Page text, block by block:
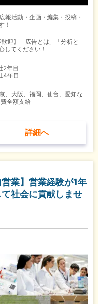
報活動・企画・編集・投稿・
！
迎】「広告とは」「分析と
してください！
年目
4年目
、大阪、福岡、仙台、愛知な
全額支給
詳細へ
営業】営業経験が1年
社会に貢献しませ